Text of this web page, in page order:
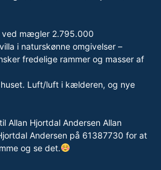
ved mægler 2.795.000
i naturskønne omgivelser –
fredelige rammer og masser af
Luft/luft i kælderen, og nye
Allan Hjortdal Andersen Allan
Andersen på 61387730 for at
og se det.